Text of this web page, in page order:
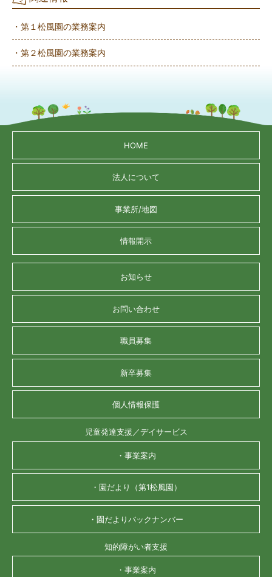
・第１松風園の業務案内
・第２松風園の業務案内
HOME
法人について
事業所/地図
情報開示
お知らせ
お問い合わせ
職員募集
新卒募集
個人情報保護
児童発達支援／デイサービス
・事業案内
・園だより（第1松風園）
・園だよりバックナンバー
知的障がい者支援
・事業案内